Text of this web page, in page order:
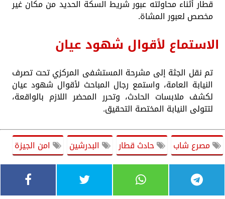
قطار أثناء محاولته عبور شريط السكة الحديد من مكان غير
مخصص لعبور المشاة.
الاستماع لأقوال شهود عيان
تم نقل الجثة إلى مشرحة المستشفى المركزي تحت تصرف
النيابة العامة، واستمع رجال المباحث لأقوال شهود عيان
لكشف ملابسات الحادث، وتحرر المحضر اللازم بالواقعة،
لتتولى النيابة المختصة التحقيق.
مصرع شاب حادث قطار البدرشين امن الجيزة